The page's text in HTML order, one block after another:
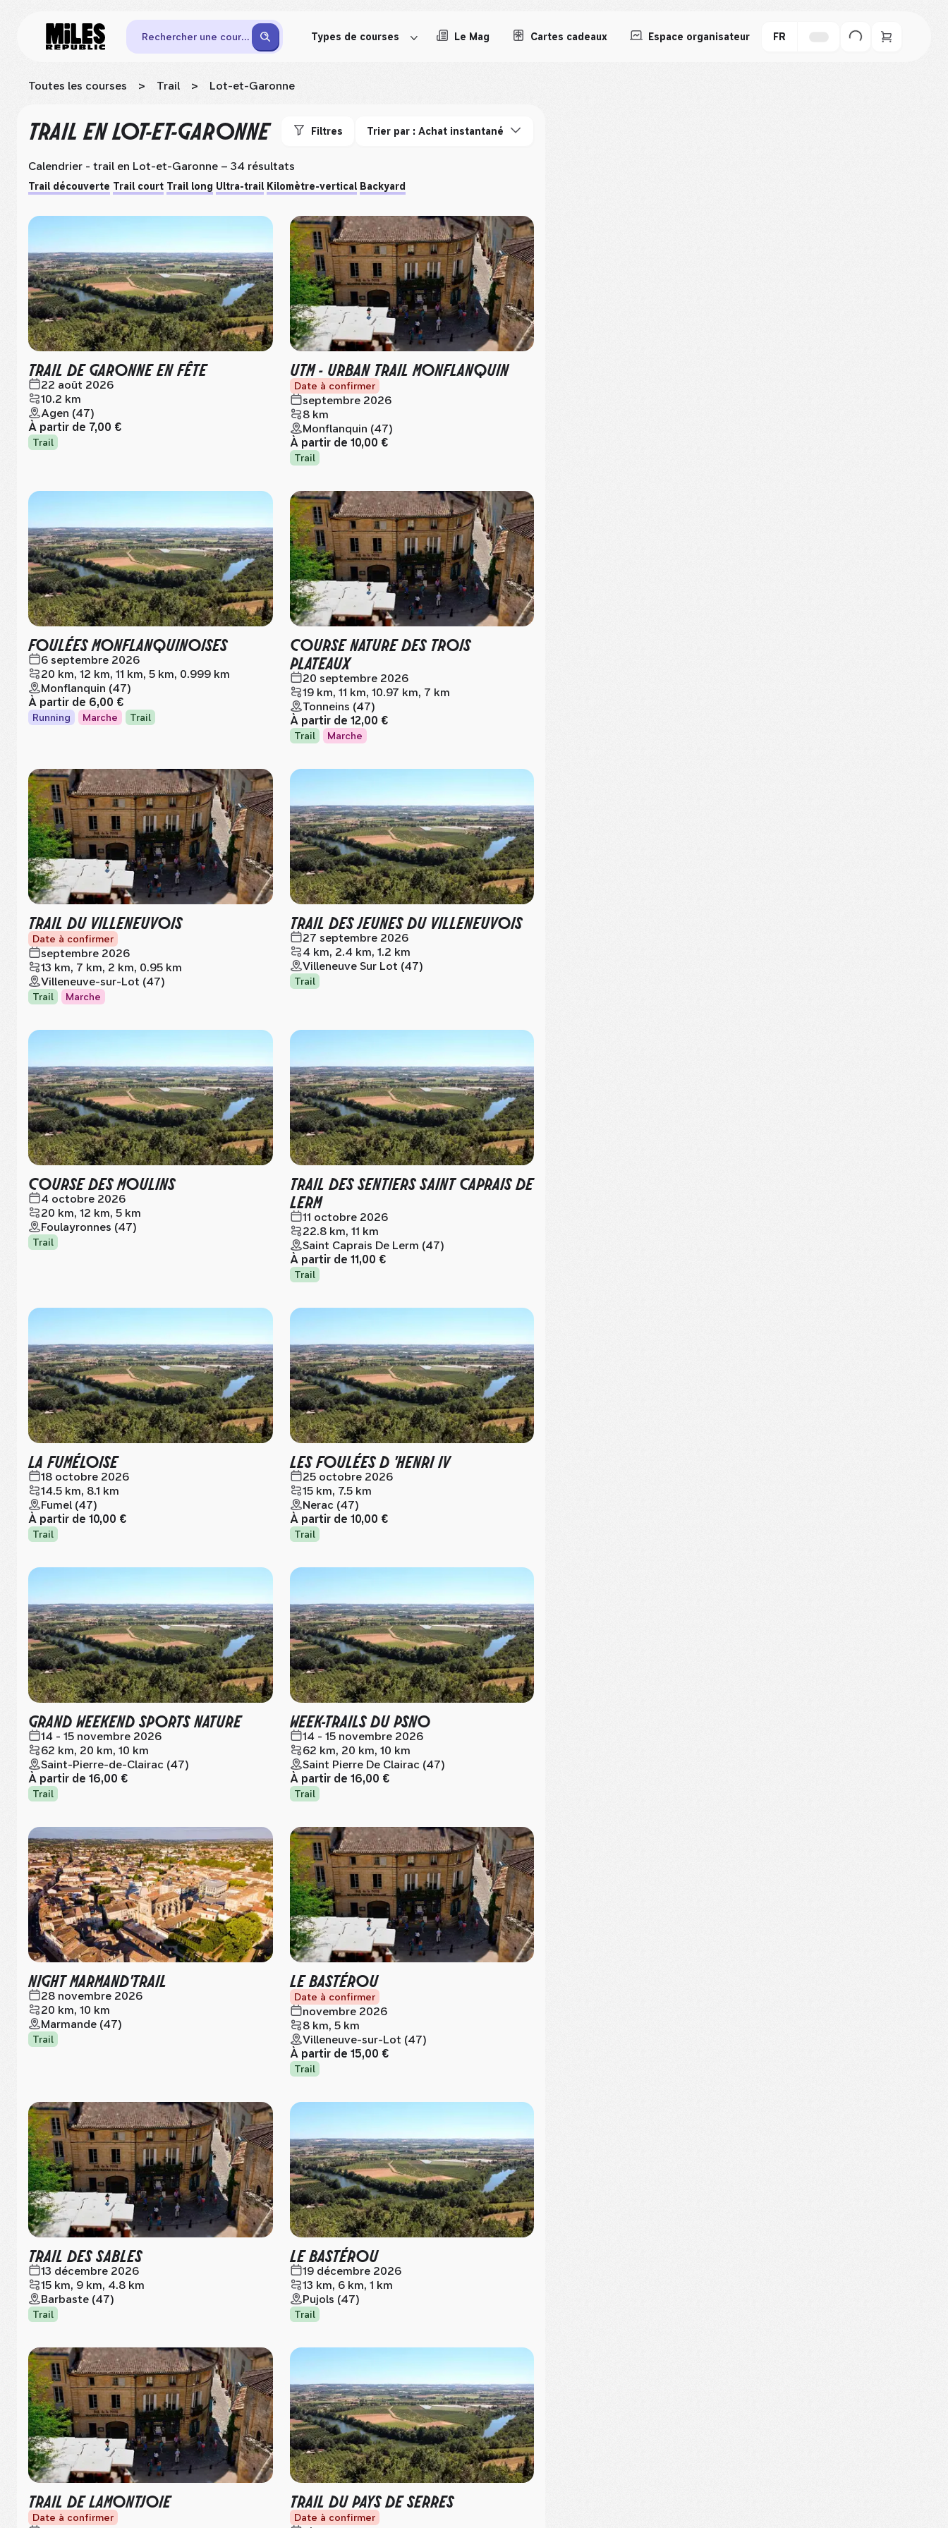
Rechercher une course Types de courses Le Mag Cartes cadeaux Espace organisateur FR
Toutes les courses > Trail > Lot-et-Garonne
TRAIL EN LOT-ET-GARONNE Filtres Trier par : Achat instantané
Calendrier - trail en Lot-et-Garonne – 34 résultats
Trail découverte Trail court Trail long Ultra-trail Kilomètre-vertical Backyard
TRAIL DE GARONNE EN FÊTE
22 août 2026
10.2 km
Agen (47)
À partir de 7,00 €
Trail
UTM - URBAN TRAIL MONFLANQUIN
Date à confirmer
septembre 2026
8 km
Monflanquin (47)
À partir de 10,00 €
Trail
FOULÉES MONFLANQUINOISES
6 septembre 2026
20 km, 12 km, 11 km, 5 km, 0.999 km
Monflanquin (47)
À partir de 6,00 €
Running Marche Trail
COURSE NATURE DES TROIS
PLATEAUX
20 septembre 2026
19 km, 11 km, 10.97 km, 7 km
Tonneins (47)
À partir de 12,00 €
Trail Marche
TRAIL DU VILLENEUVOIS
Date à confirmer
septembre 2026
13 km, 7 km, 2 km, 0.95 km
Villeneuve-sur-Lot (47)
Trail Marche
TRAIL DES JEUNES DU VILLENEUVOIS
27 septembre 2026
4 km, 2.4 km, 1.2 km
Villeneuve Sur Lot (47)
Trail
COURSE DES MOULINS
4 octobre 2026
20 km, 12 km, 5 km
Foulayronnes (47)
Trail
TRAIL DES SENTIERS SAINT CAPRAIS DE
LERM
11 octobre 2026
22.8 km, 11 km
Saint Caprais De Lerm (47)
À partir de 11,00 €
Trail
LA FUMÉLOISE
18 octobre 2026
14.5 km, 8.1 km
Fumel (47)
À partir de 10,00 €
Trail
LES FOULÉES D 'HENRI IV
25 octobre 2026
15 km, 7.5 km
Nerac (47)
À partir de 10,00 €
Trail
GRAND WEEKEND SPORTS NATURE
14 - 15 novembre 2026
62 km, 20 km, 10 km
Saint-Pierre-de-Clairac (47)
À partir de 16,00 €
Trail
WEEK-TRAILS DU PSNO
14 - 15 novembre 2026
62 km, 20 km, 10 km
Saint Pierre De Clairac (47)
À partir de 16,00 €
Trail
NIGHT MARMAND'TRAIL
28 novembre 2026
20 km, 10 km
Marmande (47)
Trail
LE BASTÉROU
Date à confirmer
novembre 2026
8 km, 5 km
Villeneuve-sur-Lot (47)
À partir de 15,00 €
Trail
TRAIL DES SABLES
13 décembre 2026
15 km, 9 km, 4.8 km
Barbaste (47)
Trail
LE BASTÉROU
19 décembre 2026
13 km, 6 km, 1 km
Pujols (47)
Trail
TRAIL DE LAMONTJOIE
Date à confirmer
TRAIL DU PAYS DE SERRES
Date à confirmer